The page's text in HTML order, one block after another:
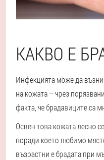
КАКВО Е
Инфекцията може да
на кожата – чрез
факта, че брадавиците са
Освен това кожата лесно
поради което любимо
възрастни е брадата при